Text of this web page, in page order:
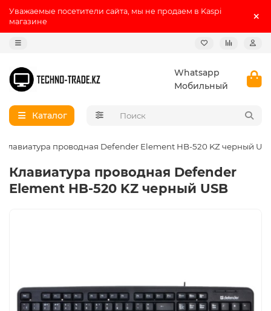
Уважаемые посетители сайта, мы не продаем в Kaspi
магазине
Whatsapp
Мобильный
Каталог
Клавиатура проводная Defender Element HB-520 KZ черный
Клавиатура проводная Defender
Element HB-520 KZ черный USB